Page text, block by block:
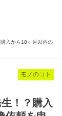
入から18ヶ月以内の
モノのコト
！？購入